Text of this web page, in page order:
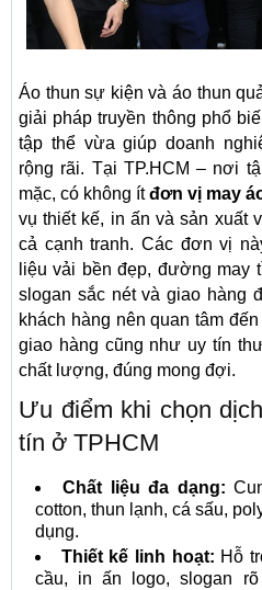
Áo thun sự kiện và áo thun
giải pháp truyền thông phổ
tập thể vừa giúp doanh
rộng rãi. Tại TP.HCM – nơi
mặc, có không ítđơn vị may
vụ thiết kế, in ấn và sản xuất
cả cạnh tranh. Các đơn vị
liệu vải bền đẹp, đường may
slogan sắc nét và giao hàng
khách hàng nên quan tâm
giao hàng cũng như uy tín
chất lượng, đúng mong đợi.
Ưu điểm khi chọn
tín ở TPHCM
Chất liệu đa dạng:
cotton, thun lạnh, cá sấu,
dụng.
Thiết kế linh hoạt: Hỗ
cầu, in ấn logo, slogan